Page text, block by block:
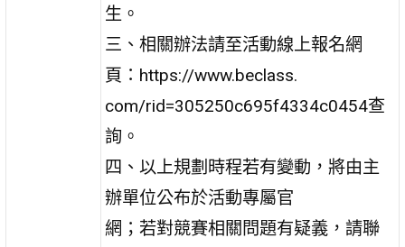
生。
三、相關辦法請至活動線上報名網
頁：https://www.beclass.
com/rid=305250c695f4334c0454查
詢。
四、以上規劃時程若有變動，將由主
辦單位公布於活動專屬官
網；若對競賽相關問題有疑義，請聯